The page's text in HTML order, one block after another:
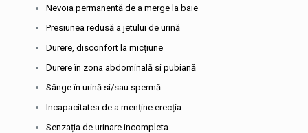
Nevoia permanentă de a merge la baie
Presiunea redusă a jetului de urină
Durere, disconfort la micțiune
Durere în zona abdominală si pubiană
Sânge în urină si/sau spermă
Incapacitatea de a menține erecția
Senzația de urinare incompleta